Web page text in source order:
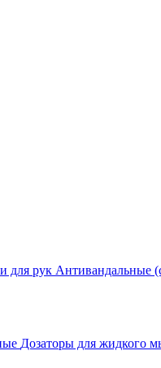
Антивандальные
Дозаторы для жидкого